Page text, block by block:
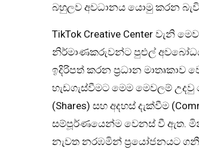
බහුලව අවධානය යොමු කරන
TikTok Creative Center
නිර්මාණකරුවන්ට පුළුල් අවබෝධයක්
ඉදිරිපත් කරන ප්‍රධාන
හැඩගැස්වීමට මෙම මෙවලම් උදවු
(Shares) සහ අදහස් දැක්වීම
සම්පූර්ණයෙන්ම වෙනස් වී ඇත.
නැවත නරඹමින් ප්‍රයෝජනයට